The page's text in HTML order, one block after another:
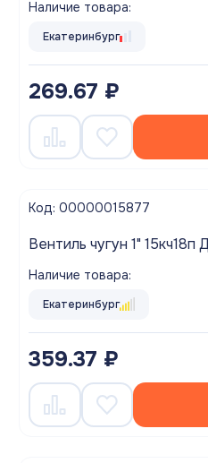
Наличие товара:
Екатеринбург
269.67 ₽
Код: 00000015877
Вентиль чугун 1"
Наличие товара:
Екатеринбург
359.37 ₽